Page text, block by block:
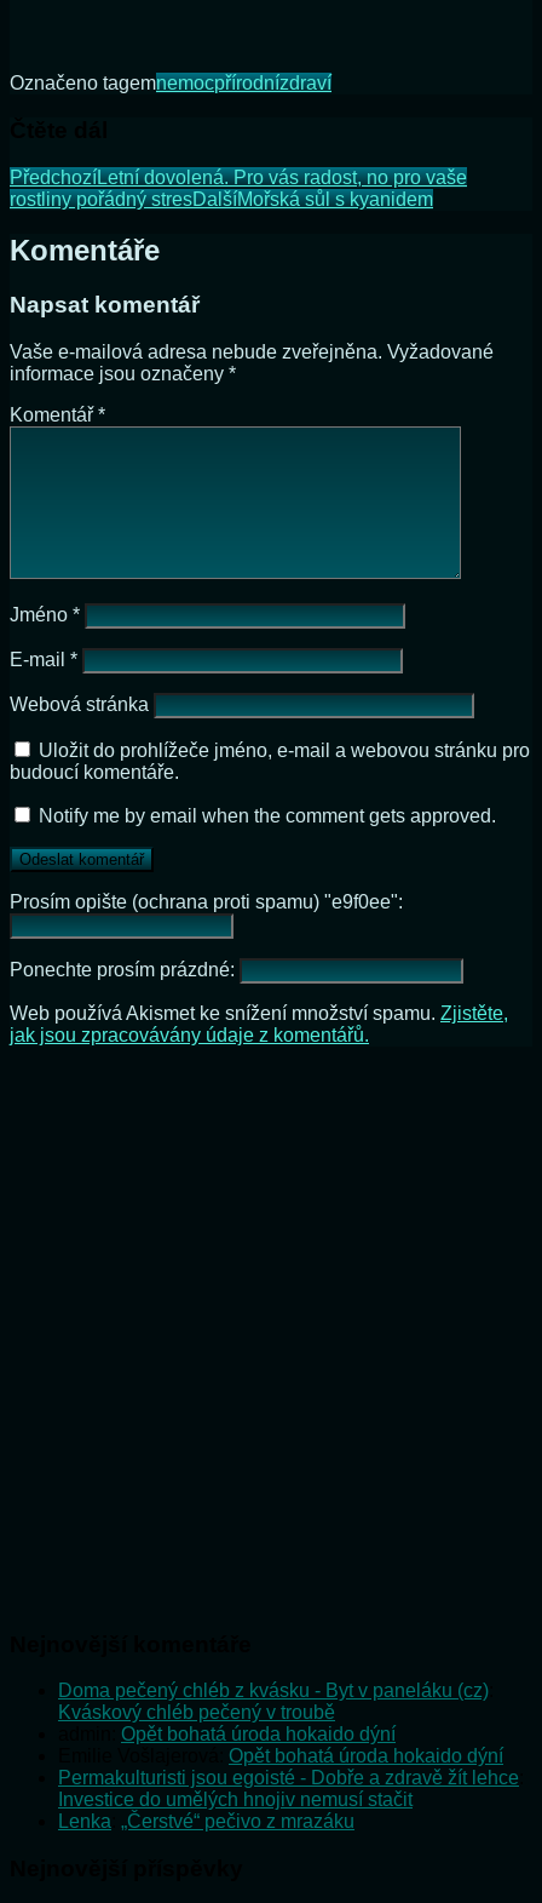
Označeno tagemnemocpřírodnízdraví
PředchozíLetní dovolená. Pro vás radost, no pro vaše
rostliny pořádný stresDalšíMořská sůl s kyanidem
Komentáře
Napsat komentář
Vaše e-mailová adresa nebude zveřejněna. Vyžadované
informace jsou označeny *
Komentář *
Jméno *
E-mail *
Webová stránka
Uložit do prohlížeče jméno, e-mail a webovou stránku pro
budoucí komentáře.
Notify me by email when the comment gets approved.
Prosím opište (ochrana proti spamu) "e9f0ee":
Ponechte prosím prázdné:
Web používá Akismet ke snížení množství spamu. Zjistěte,
jak jsou zpracovávány údaje z komentářů.
Doma pečený chléb z kvásku - Byt v paneláku (cz)
Kváskový chléb pečený v troubě
Opět bohatá úroda hokaido dýní
Opět bohatá úroda hokaido dýní
Permakulturisti jsou egoisté - Dobře a zdravě žít lehce
Investice do umělých hnojiv nemusí stačit
Lenka „Čerstvé“ pečivo z mrazáku